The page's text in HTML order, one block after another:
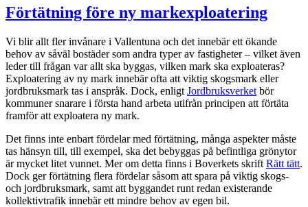
Förtätning före ny markexploatering
Vi blir allt fler invånare i Vallentuna och det innebär ett ökande
behov av såväl bostäder som andra typer av fastigheter – vilket även
leder till frågan var allt ska byggas, vilken mark ska exploateras?
Exploatering av ny mark innebär ofta att viktig skogsmark eller
jordbruksmark tas i anspråk. Dock, enligt Jordbruksverket bör
kommuner snarare i första hand arbeta utifrån principen att förtäta
framför att exploatera ny mark.
Det finns inte enbart fördelar med förtätning, många aspekter måste
tas hänsyn till, till exempel, ska det bebyggas på befintliga grönytor
är mycket litet vunnet. Mer om detta finns i Boverkets skrift Rätt tätt.
Dock ger förtätning flera fördelar såsom att spara på viktig skogs-
och jordbruksmark, samt att byggandet runt redan existerande
kollektivtrafik innebär ett mindre behov av egen bil.